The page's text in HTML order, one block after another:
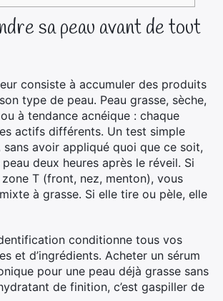
sa peau avant de tout
consiste à accumuler des produits
type de peau. Peau grasse, sèche,
à tendance acnéique : chaque
actifs différents. Un test simple
avoir appliqué quoi que ce soit,
deux heures après le réveil. Si
T (front, nez, menton), vous
à grasse. Si elle tire ou pèle, elle
conditionne tous vos
et d’ingrédients. Acheter un sérum
pour une peau déjà grasse sans
de finition, c’est gaspiller de